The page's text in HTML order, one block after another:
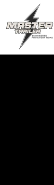
انتقل إلى المحتوى
MASTER TRAILER